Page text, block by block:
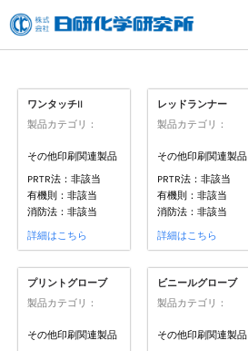
内
ワンタッチll
製品カテゴリ：
その他印刷関連製品
PRTR法：非該当
有機則：非該当
消防法：非該当
詳細はこちら
レッドランナー
製品カテゴリ：
その他印刷関連製品
PRTR法：非該当
有機則：非該当
消防法：非該当
詳細はこちら
プリントグローブ
製品カテゴリ：
その他印刷関連製品
ビニールグローブ
製品カテゴリ：
その他印刷関連製品